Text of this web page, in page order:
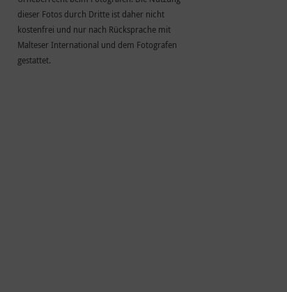
dieser Fotos durch Dritte ist daher nicht
kostenfrei und nur nach Rücksprache mit
Malteser International und dem Fotografen
gestattet.